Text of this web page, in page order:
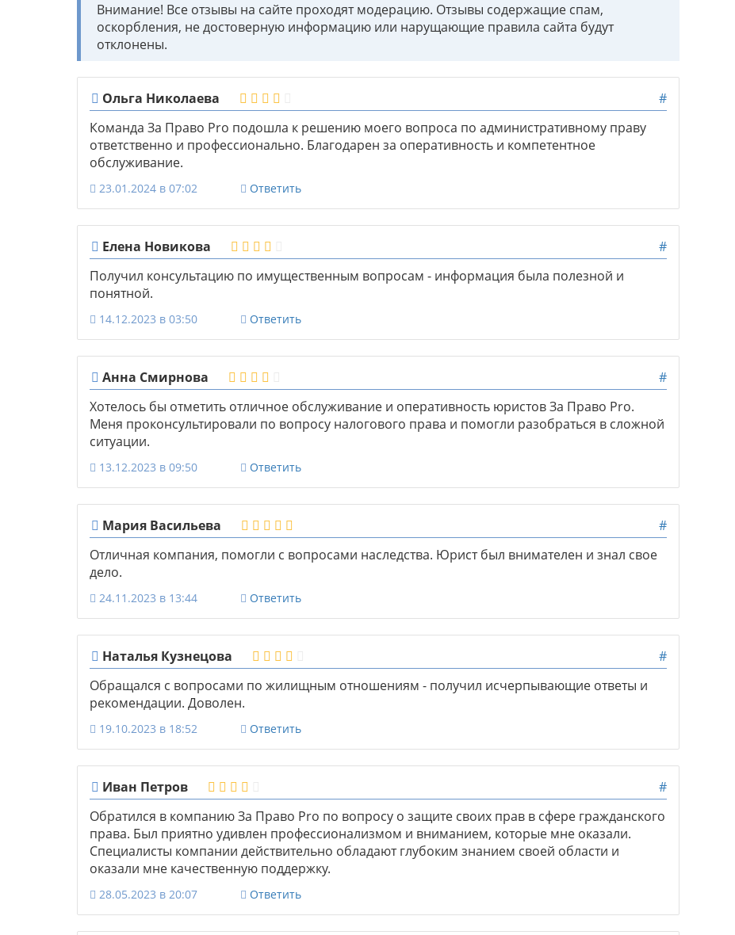
Внимание! Все отзывы на сайте проходят модерацию. Отзывы содержащие спам,
оскорбления, не достоверную информацию или нарущающие правила сайта будут
отклонены.
Ольга Николаева
#
Команда За Право Pro подошла к решению моего вопроса по административному праву
ответственно и профессионально. Благодарен за оперативность и компетентное
обслуживание.
23.01.2024 в 07:02 Ответить
Елена Новикова
#
Получил консультацию по имущественным вопросам - информация была полезной и
понятной.
14.12.2023 в 03:50 Ответить
Анна Смирнова
#
Хотелось бы отметить отличное обслуживание и оперативность юристов За Право Pro.
Меня проконсультировали по вопросу налогового права и помогли разобраться в сложной
ситуации.
13.12.2023 в 09:50 Ответить
Мария Васильева
#
Отличная компания, помогли с вопросами наследства. Юрист был внимателен и знал свое
дело.
24.11.2023 в 13:44 Ответить
Наталья Кузнецова
#
Обращался с вопросами по жилищным отношениям - получил исчерпывающие ответы и
рекомендации. Доволен.
19.10.2023 в 18:52 Ответить
Иван Петров
#
Обратился в компанию За Право Pro по вопросу о защите своих прав в сфере гражданского
права. Был приятно удивлен профессионализмом и вниманием, которые мне оказали.
Специалисты компании действительно обладают глубоким знанием своей области и
оказали мне качественную поддержку.
28.05.2023 в 20:07 Ответить